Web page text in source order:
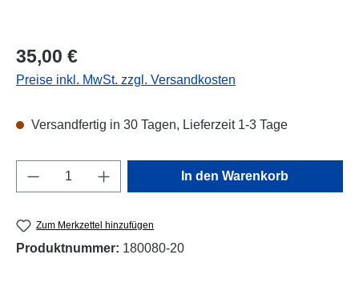
Regulärer Preis:
35,00 €
Preise inkl. MwSt. zzgl. Versandkosten
Versandfertig in 30 Tagen, Lieferzeit 1-3 Tage
Produkt Anzahl: Gib den gewünschten
In den Warenkorb
Zum Merkzettel hinzufügen
Produktnummer: 180080-20